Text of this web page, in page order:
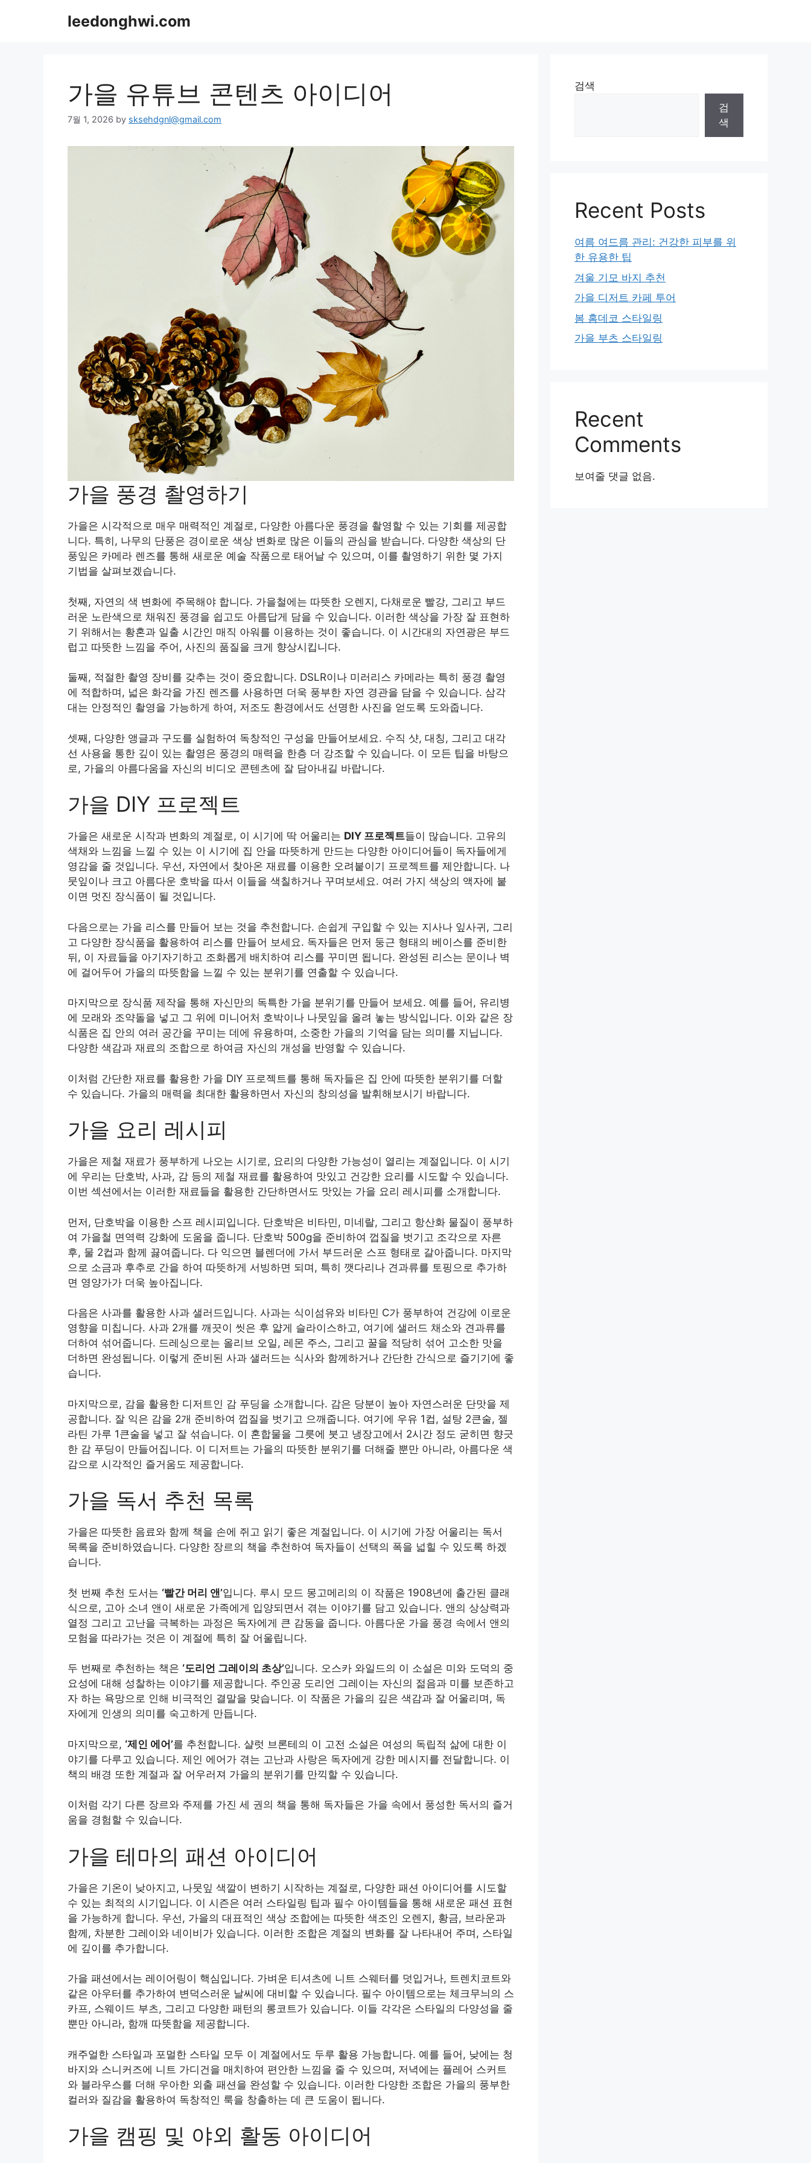
leedonghwi.com
가을 유튜브 콘텐츠 아이디어
7월 1, 2026 by sksehdgnl@gmail.com
가을 풍경 촬영하기
가을은 시각적으로 매우 매력적인 계절로, 다양한 아름다운 풍경을 촬영할 수 있는 기회를 제공합
니다. 특히, 나무의 단풍은 경이로운 색상 변화로 많은 이들의 관심을 받습니다. 다양한 색상의 단
풍잎은 카메라 렌즈를 통해 새로운 예술 작품으로 태어날 수 있으며, 이를 촬영하기 위한 몇 가지
기법을 살펴보겠습니다.
첫째, 자연의 색 변화에 주목해야 합니다. 가을철에는 따뜻한 오렌지, 다채로운 빨강, 그리고 부드
러운 노란색으로 채워진 풍경을 쉽고도 아름답게 담을 수 있습니다. 이러한 색상을 가장 잘 표현하
기 위해서는 황혼과 일출 시간인 매직 아워를 이용하는 것이 좋습니다. 이 시간대의 자연광은 부드
럽고 따뜻한 느낌을 주어, 사진의 품질을 크게 향상시킵니다.
둘째, 적절한 촬영 장비를 갖추는 것이 중요합니다. DSLR이나 미러리스 카메라는 특히 풍경 촬영
에 적합하며, 넓은 화각을 가진 렌즈를 사용하면 더욱 풍부한 자연 경관을 담을 수 있습니다. 삼각
대는 안정적인 촬영을 가능하게 하여, 저조도 환경에서도 선명한 사진을 얻도록 도와줍니다.
셋째, 다양한 앵글과 구도를 실험하여 독창적인 구성을 만들어보세요. 수직 샷, 대칭, 그리고 대각
선 사용을 통한 깊이 있는 촬영은 풍경의 매력을 한층 더 강조할 수 있습니다. 이 모든 팁을 바탕으
로, 가을의 아름다움을 자신의 비디오 콘텐츠에 잘 담아내길 바랍니다.
가을 DIY 프로젝트
가을은 새로운 시작과 변화의 계절로, 이 시기에 딱 어울리는 DIY 프로젝트들이 많습니다. 고유의
색채와 느낌을 느낄 수 있는 이 시기에 집 안을 따뜻하게 만드는 다양한 아이디어들이 독자들에게
영감을 줄 것입니다. 우선, 자연에서 찾아온 재료를 이용한 오려붙이기 프로젝트를 제안합니다. 나
뭇잎이나 크고 아름다운 호박을 따서 이들을 색칠하거나 꾸며보세요. 여러 가지 색상의 액자에 붙
이면 멋진 장식품이 될 것입니다.
다음으로는 가을 리스를 만들어 보는 것을 추천합니다. 손쉽게 구입할 수 있는 지사나 잎사귀, 그리
고 다양한 장식품을 활용하여 리스를 만들어 보세요. 독자들은 먼저 둥근 형태의 베이스를 준비한
뒤, 이 자료들을 아기자기하고 조화롭게 배치하여 리스를 꾸미면 됩니다. 완성된 리스는 문이나 벽
에 걸어두어 가을의 따뜻함을 느낄 수 있는 분위기를 연출할 수 있습니다.
마지막으로 장식품 제작을 통해 자신만의 독특한 가을 분위기를 만들어 보세요. 예를 들어, 유리병
에 모래와 조약돌을 넣고 그 위에 미니어처 호박이나 나뭇잎을 올려 놓는 방식입니다. 이와 같은 장
식품은 집 안의 여러 공간을 꾸미는 데에 유용하며, 소중한 가을의 기억을 담는 의미를 지닙니다.
다양한 색감과 재료의 조합으로 하여금 자신의 개성을 반영할 수 있습니다.
이처럼 간단한 재료를 활용한 가을 DIY 프로젝트를 통해 독자들은 집 안에 따뜻한 분위기를 더할
수 있습니다. 가을의 매력을 최대한 활용하면서 자신의 창의성을 발휘해보시기 바랍니다.
가을 요리 레시피
가을은 제철 재료가 풍부하게 나오는 시기로, 요리의 다양한 가능성이 열리는 계절입니다. 이 시기
에 우리는 단호박, 사과, 감 등의 제철 재료를 활용하여 맛있고 건강한 요리를 시도할 수 있습니다.
이번 섹션에서는 이러한 재료들을 활용한 간단하면서도 맛있는 가을 요리 레시피를 소개합니다.
먼저, 단호박을 이용한 스프 레시피입니다. 단호박은 비타민, 미네랄, 그리고 항산화 물질이 풍부하
여 가을철 면역력 강화에 도움을 줍니다. 단호박 500g을 준비하여 껍질을 벗기고 조각으로 자른
후, 물 2컵과 함께 끓여줍니다. 다 익으면 블렌더에 가서 부드러운 스프 형태로 갈아줍니다. 마지막
으로 소금과 후추로 간을 하여 따뜻하게 서빙하면 되며, 특히 깻다리나 견과류를 토핑으로 추가하
면 영양가가 더욱 높아집니다.
다음은 사과를 활용한 사과 샐러드입니다. 사과는 식이섬유와 비타민 C가 풍부하여 건강에 이로운
영향을 미칩니다. 사과 2개를 깨끗이 씻은 후 얇게 슬라이스하고, 여기에 샐러드 채소와 견과류를
더하여 섞어줍니다. 드레싱으로는 올리브 오일, 레몬 주스, 그리고 꿀을 적당히 섞어 고소한 맛을
더하면 완성됩니다. 이렇게 준비된 사과 샐러드는 식사와 함께하거나 간단한 간식으로 즐기기에 좋
습니다.
마지막으로, 감을 활용한 디저트인 감 푸딩을 소개합니다. 감은 당분이 높아 자연스러운 단맛을 제
공합니다. 잘 익은 감을 2개 준비하여 껍질을 벗기고 으깨줍니다. 여기에 우유 1컵, 설탕 2큰술, 젤
라틴 가루 1큰술을 넣고 잘 섞습니다. 이 혼합물을 그릇에 붓고 냉장고에서 2시간 정도 굳히면 향긋
한 감 푸딩이 만들어집니다. 이 디저트는 가을의 따뜻한 분위기를 더해줄 뿐만 아니라, 아름다운 색
감으로 시각적인 즐거움도 제공합니다.
가을 독서 추천 목록
가을은 따뜻한 음료와 함께 책을 손에 쥐고 읽기 좋은 계절입니다. 이 시기에 가장 어울리는 독서
목록을 준비하였습니다. 다양한 장르의 책을 추천하여 독자들이 선택의 폭을 넓힐 수 있도록 하겠
습니다.
첫 번째 추천 도서는 ‘빨간 머리 앤’입니다. 루시 모드 몽고메리의 이 작품은 1908년에 출간된 클래
식으로, 고아 소녀 앤이 새로운 가족에게 입양되면서 겪는 이야기를 담고 있습니다. 앤의 상상력과
열정 그리고 고난을 극복하는 과정은 독자에게 큰 감동을 줍니다. 아름다운 가을 풍경 속에서 앤의
모험을 따라가는 것은 이 계절에 특히 잘 어울립니다.
두 번째로 추천하는 책은 ‘도리언 그레이의 초상’입니다. 오스카 와일드의 이 소설은 미와 도덕의 중
요성에 대해 성찰하는 이야기를 제공합니다. 주인공 도리언 그레이는 자신의 젊음과 미를 보존하고
자 하는 욕망으로 인해 비극적인 결말을 맞습니다. 이 작품은 가을의 깊은 색감과 잘 어울리며, 독
자에게 인생의 의미를 숙고하게 만듭니다.
마지막으로, ‘제인 에어’를 추천합니다. 샬럿 브론테의 이 고전 소설은 여성의 독립적 삶에 대한 이
야기를 다루고 있습니다. 제인 에어가 겪는 고난과 사랑은 독자에게 강한 메시지를 전달합니다. 이
책의 배경 또한 계절과 잘 어우러져 가을의 분위기를 만끽할 수 있습니다.
이처럼 각기 다른 장르와 주제를 가진 세 권의 책을 통해 독자들은 가을 속에서 풍성한 독서의 즐거
움을 경험할 수 있습니다.
가을 테마의 패션 아이디어
가을은 기온이 낮아지고, 나뭇잎 색깔이 변하기 시작하는 계절로, 다양한 패션 아이디어를 시도할
수 있는 최적의 시기입니다. 이 시즌은 여러 스타일링 팁과 필수 아이템들을 통해 새로운 패션 표현
을 가능하게 합니다. 우선, 가을의 대표적인 색상 조합에는 따뜻한 색조인 오렌지, 황금, 브라운과
함께, 차분한 그레이와 네이비가 있습니다. 이러한 조합은 계절의 변화를 잘 나타내어 주며, 스타일
에 깊이를 추가합니다.
가을 패션에서는 레이어링이 핵심입니다. 가벼운 티셔츠에 니트 스웨터를 덧입거나, 트렌치코트와
같은 아우터를 추가하여 변덕스러운 날씨에 대비할 수 있습니다. 필수 아이템으로는 체크무늬의 스
카프, 스웨이드 부츠, 그리고 다양한 패턴의 롱코트가 있습니다. 이들 각각은 스타일의 다양성을 줄
뿐만 아니라, 함깨 따뜻함을 제공합니다.
캐주얼한 스타일과 포멀한 스타일 모두 이 계절에서도 두루 활용 가능합니다. 예를 들어, 낮에는 청
바지와 스니커즈에 니트 가디건을 매치하여 편안한 느낌을 줄 수 있으며, 저녁에는 플레어 스커트
와 블라우스를 더해 우아한 외출 패션을 완성할 수 있습니다. 이러한 다양한 조합은 가을의 풍부한
컬러와 질감을 활용하여 독창적인 룩을 창출하는 데 큰 도움이 됩니다.
가을 캠핑 및 야외 활동 아이디어
검색
검
색
Recent Posts
여름 여드름 관리: 건강한 피부를 위
한 유용한 팁
겨울 기모 바지 추천
가을 디저트 카페 투어
봄 홈데코 스타일링
가을 부츠 스타일링
Recent
Comments
보여줄 댓글 없음.